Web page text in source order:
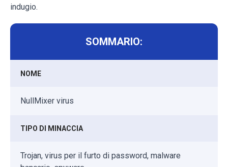
indugio.
SOMMARIO:
NOME
NullMixer virus
TIPO DI MINACCIA
Trojan, virus per il furto di password, malware